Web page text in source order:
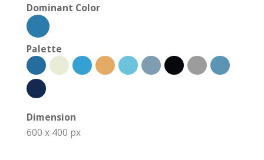
Dominant Color
Palette
Dimension
600 x 400 px